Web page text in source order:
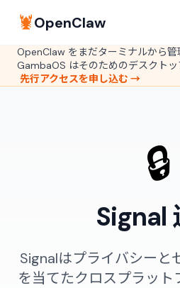
🦞OpenClaw
OpenClaw をまだターミナルから管
GambaOS はそのためのデスクトッ
先行アクセスを申し込む →
🔒
Signal
Signalはプライバシーと
を当てたクロスプラット